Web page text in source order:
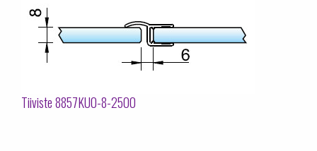
Tiiviste 8857KU0-8-2500